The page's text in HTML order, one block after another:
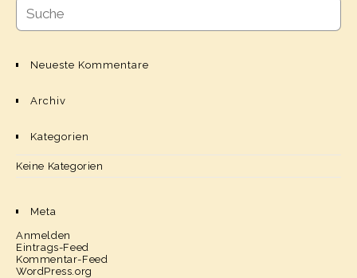
Neueste Kommentare
Archiv
Kategorien
Keine Kategorien
Meta
Anmelden
Eintrags-Feed
Kommentar-Feed
WordPress.org